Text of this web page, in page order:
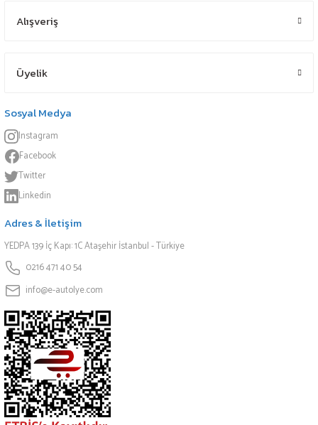
Alışveriş
Üyelik
Sosyal Medya
Instagram
Facebook
Twitter
Linkedin
Adres & İletişim
YEDPA 139 İç Kapı: 1C Ataşehir İstanbul - Türkiye
0216 471 40 54
info@e-autolye.com